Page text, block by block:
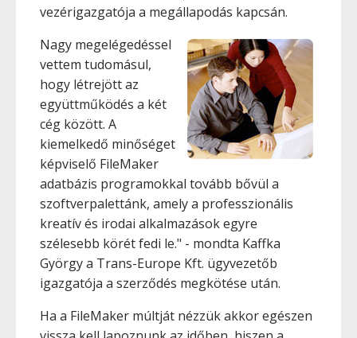
vezérigazgatója a megállapodás kapcsán.
Nagy megelégedéssel
vettem tudomásul,
hogy létrejött az
együttműködés a két
cég között. A
kiemelkedő minőséget
képviselő FileMaker
adatbázis programokkal tovább bővül a
szoftverpalettánk, amely a professzionális
kreatív és irodai alkalmazások egyre
szélesebb körét fedi le." - mondta Kaffka
György a Trans-Europe Kft. ügyvezetőb
igazgatója a szerződés megkötése után.
Ha a FileMaker múltját nézzük akkor egészen